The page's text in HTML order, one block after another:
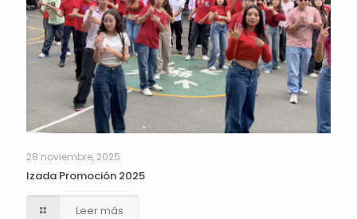
28 noviembre, 2025
Izada Promoción 2025
Leer más